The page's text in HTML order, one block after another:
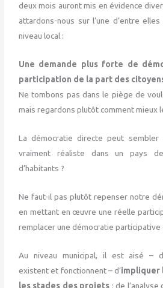
deux mois auront mis en évidence
attardons-nous sur l’une d’entre
niveau local :
Une demande plus forte de
participation de la part des
Ne tombons pas dans le piège de
mais regardons plutôt comment mieux
La démocratie directe peut sembler
vraiment réaliste dans un pays
d’habitants ?
Ne faut-il pas plutôt repenser notre
en mettant en œuvre une réelle
remplacer une démocratie participative
Au niveau municipal, il est aisé –
existent et fonctionnent – d’impliquer
les stades des projets : de